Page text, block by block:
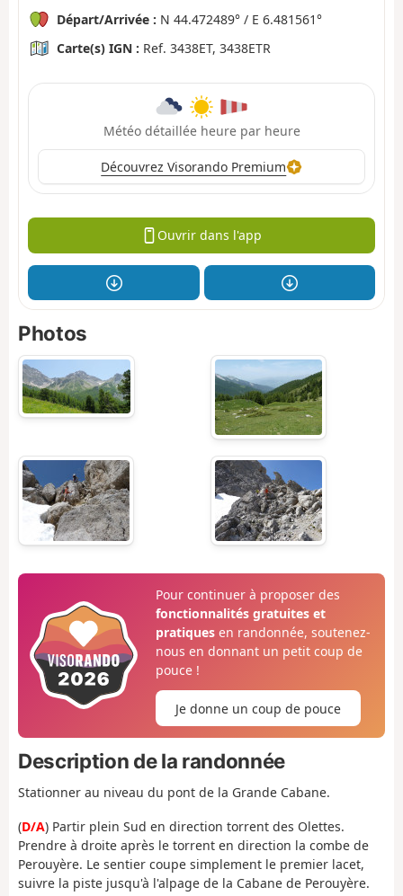
Départ/Arrivée : N 44.472489° / E 6.481561°
Carte(s) IGN : Ref. 3438ET, 3438ETR
Météo détaillée heure par heure
Découvrez Visorando Premium
Ouvrir dans l'app
Photos
Pour continuer à proposer des
fonctionnalités gratuites et
pratiquesen randonnée, soutenez-
nous en donnant un petit coup de
pouce !
Je donne un coup de pouce
Description de la randonnée
Stationner au niveau du pont de la Grande Cabane.
(D/A) Partir plein Sud en direction torrent des Olettes.
Prendre à droite après le torrent en direction la combe de
Perouyère. Le sentier coupe simplement le premier lacet,
suivre la piste jusqu'à l'alpage de la Cabane de Perouyère.